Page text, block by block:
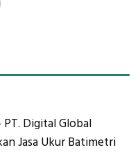
PT. Digital Global
Jasa Ukur Batimetri